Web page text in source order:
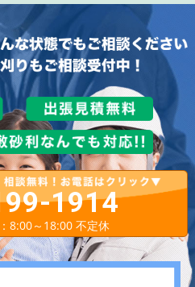
1914
8:00～18:00 不定休